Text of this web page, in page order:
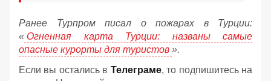
Ранее Турпром писал о пожарах в Турции:
« Огненная карта Турции: названы самые
опасные курорты для туристов ».
Если вы остались в Телеграме, то подпишитесь на